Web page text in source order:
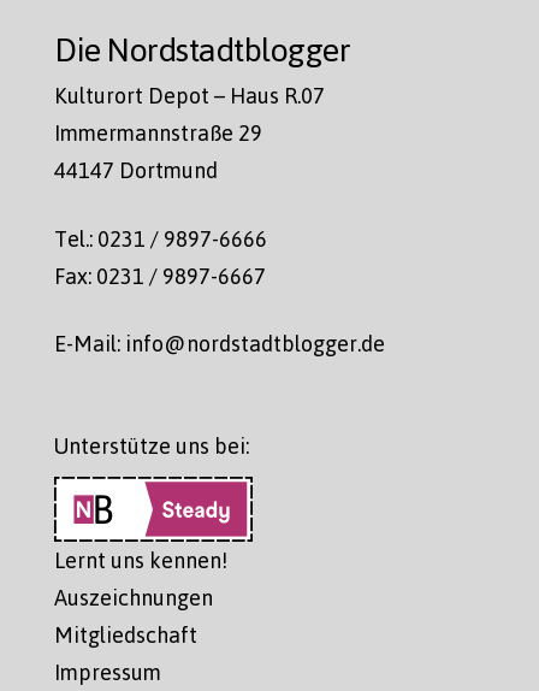
Die Nordstadtblogger
Kulturort Depot – Haus R.07
Immermannstraße 29
44147 Dortmund
Tel.: 0231 / 9897-6666
Fax: 0231 / 9897-6667
E-Mail: info@nordstadtblogger.de
Unterstütze uns bei:
Lernt uns kennen!
Auszeichnungen
Mitgliedschaft
Impressum